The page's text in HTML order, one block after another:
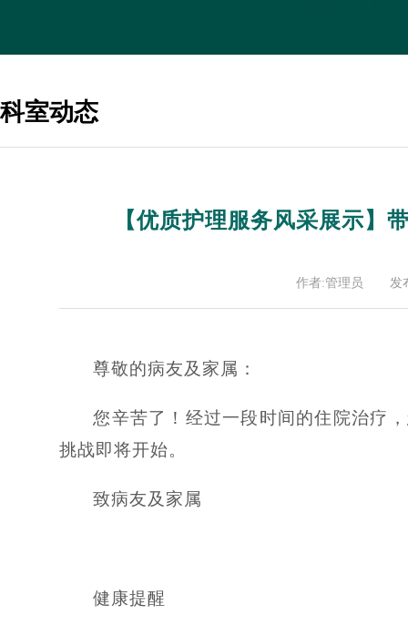
科室动态
【优质护理服务风采展示
作者:管理员 发
尊敬的病友及家属：
您辛苦了！经过一段时间的住院治疗
挑战即将开始。
致病友及家属
健康提醒